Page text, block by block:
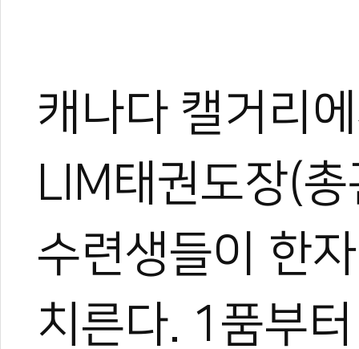
캐나다 캘거리
LIM태권도장(
수련생들이 한
치른다. 1품부
#해외우수도장 #성공도장 #해외탐방 #대한태권도협회 #캐나다
#공개심
특별심사
#승단심사 #캘거리 #임승민 #KTA
0